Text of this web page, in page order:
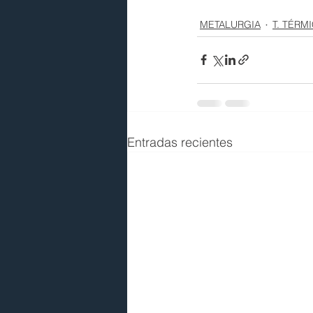
METALURGIA T.
Entradas recientes